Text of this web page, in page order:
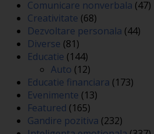
Comunicare nonverbala (47)
Creativitate (68)
Dezvoltare personala (44)
Diverse (81)
Educatie (144)
Auto (12)
Educatie financiara (173)
Evenimente (13)
Featured (165)
Gandire pozitiva (232)